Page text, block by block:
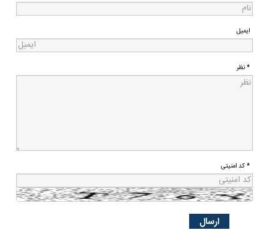
ایمیل
* نظر
* کد امنیتی